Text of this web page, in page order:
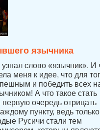
язычника
слово «язычник». И
меня к идее, что для
и победить всех
А что такое стать
очередь отрицать
пункту, ведь
Русичи стали тем